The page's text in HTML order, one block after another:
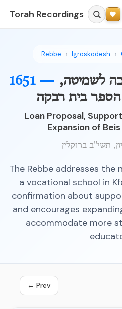
Torah Recordings
Rebbe Igroskodesh
1651 — לשמיטה,
בית רבקה
Loan Proposal,
Expansion of
The Rebbe addresses the
a vocational school in
confirmation about
and encourages
accommodate more
← Prev